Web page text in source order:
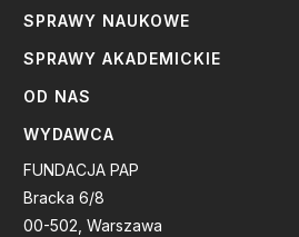
SPRAWY NAUKOWE
SPRAWY AKADEMICKIE
OD NAS
WYDAWCA
FUNDACJA PAP
Bracka 6/8
00-502, Warszawa